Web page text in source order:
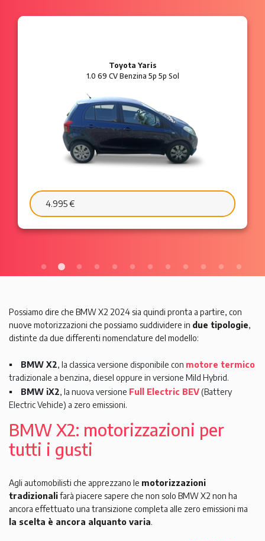
Ford Ka
1.2 8V 69 CV Benzina 3p Plus
6.595 €
Possiamo dire che BMW X2 2024 sia quindi pronta a partire, con
nuove motorizzazioni che possiamo suddividere in due tipologie,
distinte da due differenti nomenclature del modello:
BMW X2, la classica versione disponibile con motore termico
tradizionale a benzina, diesel oppure in versione Mild Hybrid.
BMW iX2, la nuova versione Full Electric BEV(Battery
Electric Vehicle) a zero emissioni.
BMW X2: motorizzazioni per
tutti i gusti
Agli automobilisti che apprezzano le motorizzazioni
tradizionalifarà piacere sapere che non solo BMW X2 non ha
ancora effettuato una transizione completa alle zero emissioni ma
la scelta è ancora alquanto varia.